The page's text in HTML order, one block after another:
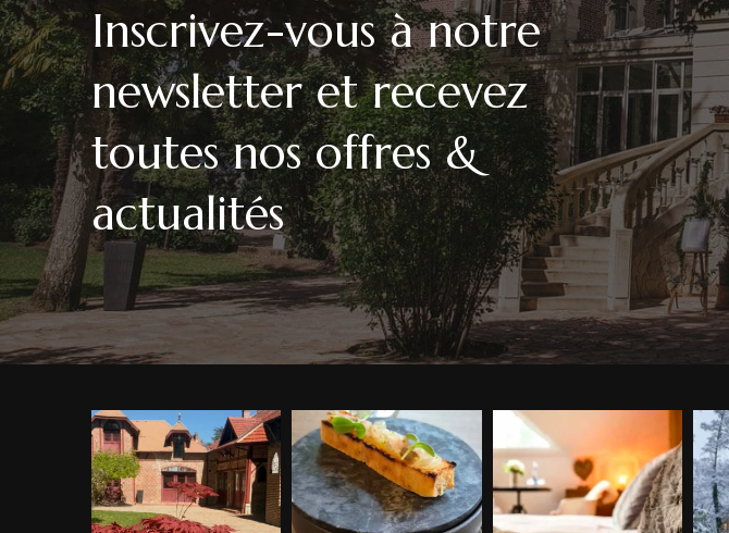
Inscrivez-vous à notre
newsletter et recevez
toutes nos offres &
actualités